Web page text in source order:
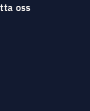
oss